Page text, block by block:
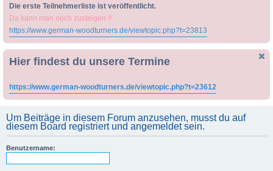
Die erste Teilnehmerliste ist veröffentlicht.
Da kann man noch zusteigen !!
https://www.german-woodturners.de/viewtopic.php?t=23813
Hier findest du unsere Termine
https://www.german-woodturners.de/viewtopic.php?t=23612
Um Beiträge in diesem Forum anzusehen, musst du auf
diesem Board registriert und angemeldet sein.
Benutzername: